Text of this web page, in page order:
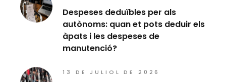
Despeses deduïbles per als
autònoms: quan et pots deduir els
àpats i les despeses de
manutenció?
13 DE JULIOL DE 2026